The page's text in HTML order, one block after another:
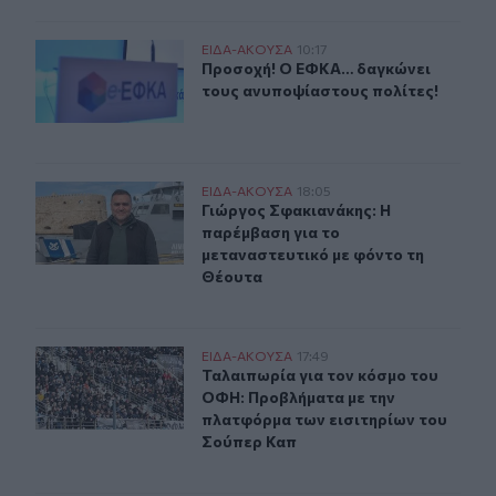
Προσοχή! Ο ΕΦΚΑ… δαγκώνει τους ανυποψίαστους
ΕΙΔΑ-ΑΚΟΥΣΑ 10:17
Προσοχή! Ο ΕΦΚΑ… δαγκώνει τους
Προσοχή! Ο ΕΦΚΑ… δαγκώνει
τους ανυποψίαστους πολίτες!
Γιώργος Σφακιανάκης: Η παρέμβαση για το
ΕΙΔΑ-ΑΚΟΥΣΑ 18:05
Γιώργος Σφακιανάκης: Η
Γιώργος Σφακιανάκης: Η
παρέμβαση για το
μεταναστευτικό με φόντο τη
Θέουτα
Ταλαιπωρία για τον κόσμο του ΟΦΗ: Προβλήματα με
ΕΙΔΑ-ΑΚΟΥΣΑ 17:49
Ταλαιπωρία για τον κόσμο του
Ταλαιπωρία για τον κόσμο του
ΟΦΗ: Προβλήματα με την
πλατφόρμα των εισιτηρίων του
Σούπερ Καπ